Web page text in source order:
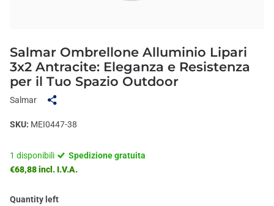
Salmar Ombrellone Alluminio Lipari
3x2 Antracite: Eleganza e Resistenza
per il Tuo Spazio Outdoor
Salmar
SKU: MEI0447-38
1 disponibili
Spedizione gratuita
€68,88 incl. I.V.A.
Quantity left